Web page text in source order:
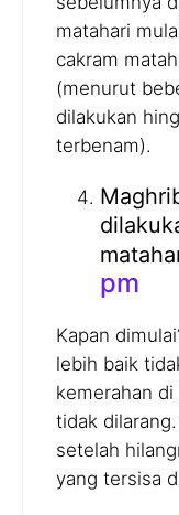
matahari
cakram
(menurut
dilakukan
terbenam).
pm
Kapan
lebih baik
kemerahan
tidak
setelah
yang tersisa